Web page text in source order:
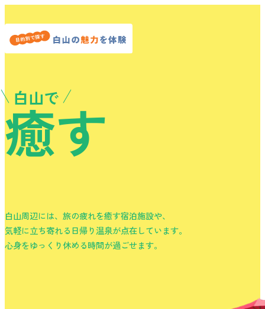
白山で
癒す
白山周辺には、旅の疲れを癒す宿泊施設や、
気軽に立ち寄れる日帰り温泉が点在しています。
心身をゆっくり休める時間が過ごせます。